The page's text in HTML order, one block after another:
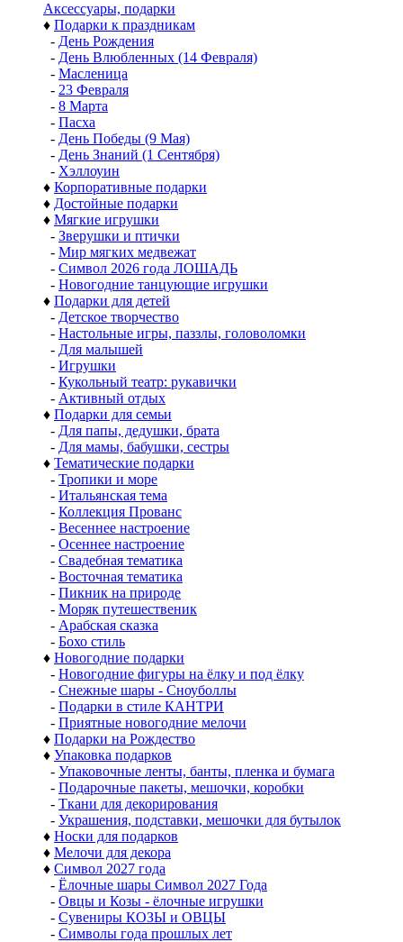
Аксессуары, подарки
♦ Подарки к праздникам
- День Рождения
- День Влюбленных (14 Февраля)
- Масленица
- 23 Февраля
- 8 Марта
- Пасха
- День Победы (9 Мая)
- День Знаний (1 Сентября)
- Хэллоуин
♦ Корпоративные подарки
♦ Достойные подарки
♦ Мягкие игрушки
- Зверушки и птички
- Мир мягких медвежат
- Символ 2026 года ЛОШАДЬ
- Новогодние танцующие игрушки
♦ Подарки для детей
- Детское творчество
- Настольные игры, паззлы, головоломки
- Для малышей
- Игрушки
- Кукольный театр: рукавички
- Активный отдых
♦ Подарки для семьи
- Для папы, дедушки, брата
- Для мамы, бабушки, сестры
♦ Тематические подарки
- Тропики и море
- Итальянская тема
- Коллекция Прованс
- Весеннее настроение
- Осеннее настроение
- Свадебная тематика
- Восточная тематика
- Пикник на природе
- Моряк путешественик
- Арабская сказка
- Бохо стиль
♦ Новогодние подарки
- Новогодние фигуры на ёлку и под ёлку
- Снежные шары - Сноуболлы
- Подарки в стиле КАНТРИ
- Приятные новогодние мелочи
♦ Подарки на Рождество
♦ Упаковка подарков
- Упаковочные ленты, банты, пленка и бумага
- Подарочные пакеты, мешочки, коробки
- Ткани для декорирования
- Украшения, подставки, мешочки для бутылок
♦ Носки для подарков
♦ Мелочи для декора
♦ Символ 2027 года
- Ёлочные шары Символ 2027 Года
- Овцы и Козы - ёлочные игрушки
- Сувениры КОЗЫ и ОВЦЫ
- Символы года прошлых лет